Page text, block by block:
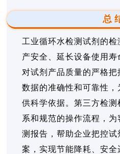
总
工业循环水检测试剂的
产安全、延长设备使用
对试剂产品质量的严格把
数据的准确性和可靠性
供科学依据。第三方检
系和规范的操作流程，
测报告，帮助企业把控
案，实现节能降耗、安全